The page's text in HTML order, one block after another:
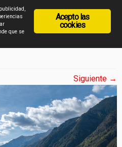
Siguiente →
Acepto las
cookies
que se